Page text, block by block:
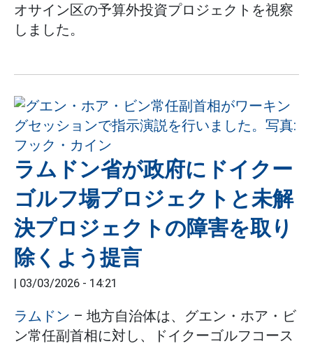
オサイン区の予算外投資プロジェクトを視察
しました。
ラムドン省が政府にドイクー
ゴルフ場プロジェクトと未解
決プロジェクトの障害を取り
除くよう提言
| 03/03/2026 - 14:21
ラムドン – 地方自治体は、グエン・ホア・ビ
ン常任副首相に対し、ドイクーゴルフコース